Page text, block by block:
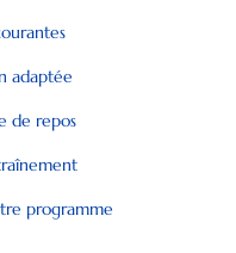
adaptée
de repos
programme